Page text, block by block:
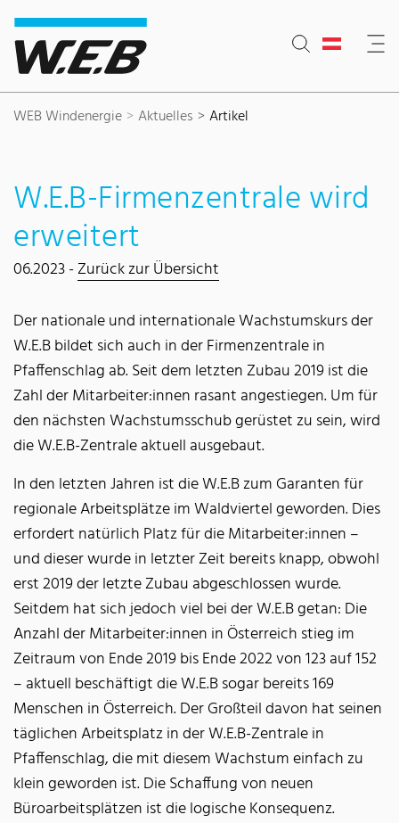
Inhaltsbereich
Suche
Hauptnavigation
Kontakt
Footer
WEB Windenergie Aktuelles Artikel
W.E.B-Firmenzentrale wird
erweitert
06.2023 -Zurück zur Übersicht
Der nationale und internationale Wachstumskurs der
W.E.B bildet sich auch in der Firmenzentrale in
Pfaffenschlag ab. Seit dem letzten Zubau 2019 ist die
Zahl der Mitarbeiter:innen rasant angestiegen. Um für
den nächsten Wachstumsschub gerüstet zu sein, wird
die W.E.B-Zentrale aktuell ausgebaut.
In den letzten Jahren ist die W.E.B zum Garanten für
regionale Arbeitsplätze im Waldviertel geworden. Dies
erfordert natürlich Platz für die Mitarbeiter:innen –
und dieser wurde in letzter Zeit bereits knapp, obwohl
erst 2019 der letzte Zubau abgeschlossen wurde.
Seitdem hat sich jedoch viel bei der W.E.B getan: Die
Anzahl der Mitarbeiter:innen in Österreich stieg im
Zeitraum von Ende 2019 bis Ende 2022 von 123 auf 152
– aktuell beschäftigt die W.E.B sogar bereits 169
Menschen in Österreich. Der Großteil davon hat seinen
täglichen Arbeitsplatz in der W.E.B-Zentrale in
Pfaffenschlag, die mit diesem Wachstum einfach zu
klein geworden ist. Die Schaffung von neuen
Büroarbeitsplätzen ist die logische Konsequenz.